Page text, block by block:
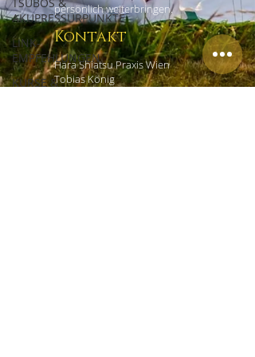
AKUPRESSURPUNKTE
LINK-
EMPFEHLUNGEN
KURSE &
persönlich weiterbringen.
Kontakt
Hara Shiatsu Praxis Wien
Tobias König